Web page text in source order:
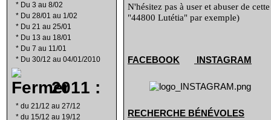
* Du 3 au 8/02
* Du 28/01 au 1/02
* Du 21 au 25/01
* Du 13 au 18/01
* Du 7 au 11/01
* Du 30/12 au 04/01/2010
2011 :
* du 21/12 au 27/12
* du 15/12 au 19/12
N'hésitez pas à user et abuser de
"44800 Lutétia" par exemple)
FACEBOOK INSTAGRAM
RECHERCHE BÉNÉVOLES